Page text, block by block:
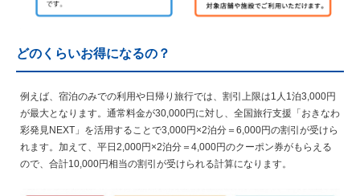
どのくらいお得になるの？
例えば、宿泊のみでの利用や日帰り旅行では、割引上限は1人1泊3,000円
が最大となります。通常料金が30,000円に対し、全国旅行支援「おきなわ
彩発見NEXT」を活用することで3,000円×2泊分＝6,000円の割引が受けら
れます。加えて、平日2,000円×2泊分＝4,000円のクーポン券がもらえる
ので、合計10,000円相当の割引が受けられる計算になります。